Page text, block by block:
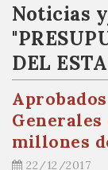
Noticias
DEL
Generales
millones
22/12/2017